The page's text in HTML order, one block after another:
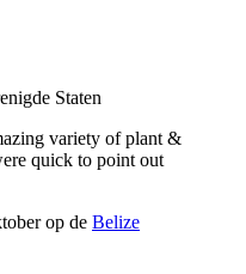
Staten
variety of plant &
quick to point out
op de Belize